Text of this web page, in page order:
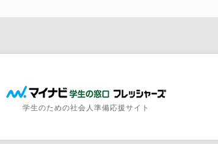
学生のための社会人準備応援サイト